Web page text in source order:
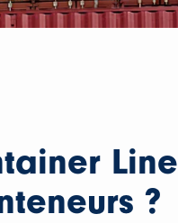
Line
?